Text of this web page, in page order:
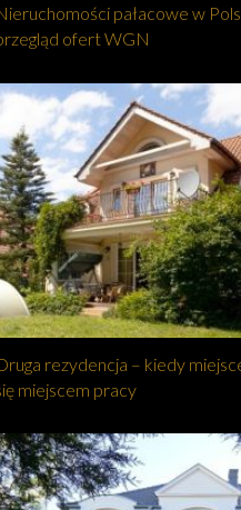
pałacowe w
ofert WGN
rezydencja – kiedy
miejscem pracy